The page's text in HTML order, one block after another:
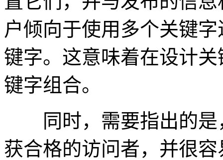
户倾向于使用多个关键
键字。这意味着在设计
键字组合。
同时，需要指出的是
获合格的访问者，并很